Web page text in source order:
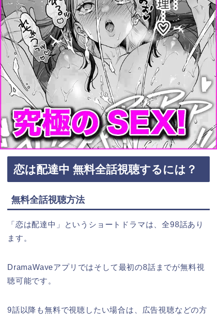
恋は配達中 無料全話視聴するには？
無料全話視聴方法
「恋は配達中」というショートドラマは、全98話あり
ます。
DramaWaveアプリではそして最初の8話までが無料視
聴可能です。
9話以降も無料で視聴したい場合は、広告視聴などの方